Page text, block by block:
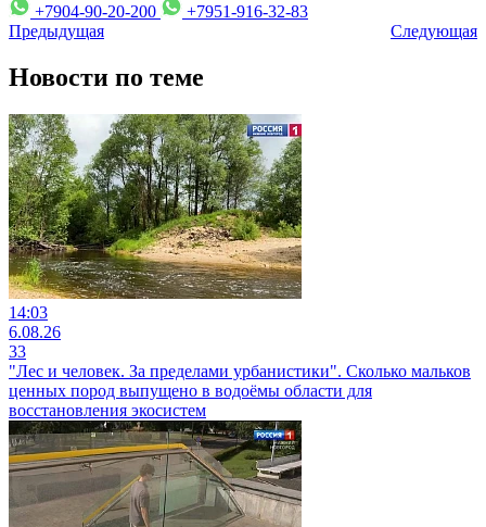
+7904-90-20-200
+7951-916-32-83
Предыдущая
Следующая
Новости по теме
14:03
6.08.26
33
"Лес и человек. За пределами урбанистики". Сколько мальков
ценных пород выпущено в водоёмы области для
восстановления экосистем